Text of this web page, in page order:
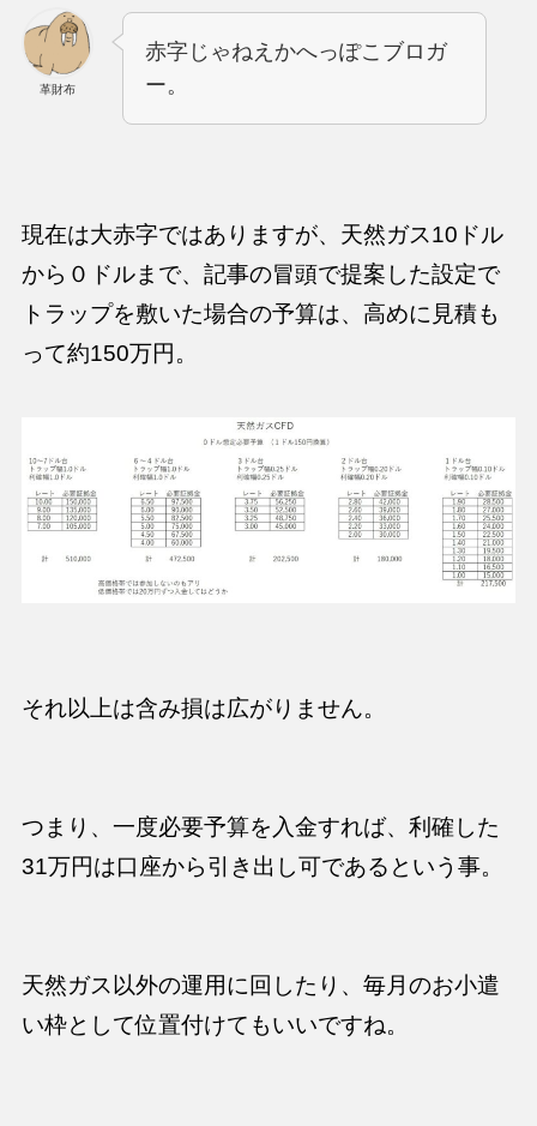
革財布
赤字じゃねえかへっぽこブロガ
ー。
現在は大赤字ではありますが、天然ガス10ドル
から０ドルまで、記事の冒頭で提案した設定で
トラップを敷いた場合の予算は、高めに見積も
って約150万円。
それ以上は含み損は広がりません。
つまり、一度必要予算を入金すれば、利確した
31万円は口座から引き出し可であるという事。
天然ガス以外の運用に回したり、毎月のお小遣
い枠として位置付けてもいいですね。